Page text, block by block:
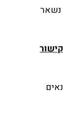
ההשקעה הנדרש נשאר
תנאים